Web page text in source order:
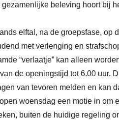
beleving hoort bij
elftal, na de groepsfase, op
met verlenging en
“verlaatje” kan alleen
de openingstijd tot 6.00 uur.
van tevoren melden en kan
woensdag een motie in om
buiten de huidige regeling